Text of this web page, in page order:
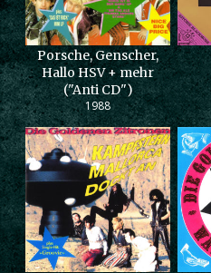
Porsche, Genscher,
Hallo HSV + mehr
("Anti CD")
1988